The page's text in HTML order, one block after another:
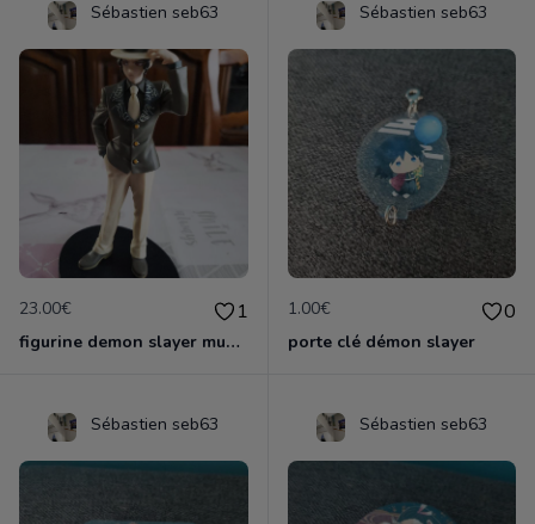
Sébastien seb63
23.00€ 1
figurine demon slayer muzan
Sébastien seb63
1.00€ 0
porte clé démon slayer
Sébastien seb63 Sébastien seb63